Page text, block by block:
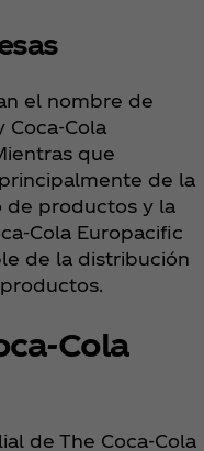
el nombre de
Coca‑Cola
que
principalmente de la
de productos y la
Europacific
de la distribución
de The Coca‑Cola